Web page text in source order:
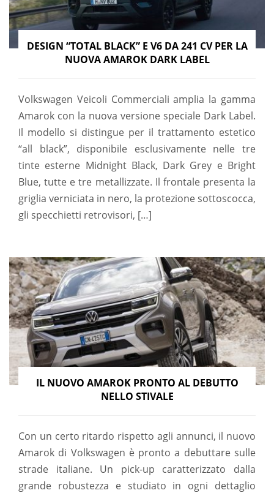
DESIGN “TOTAL BLACK” E V6 DA 241 CV PER LA
NUOVA AMAROK DARK LABEL
Volkswagen Veicoli Commerciali amplia la gamma
Amarok con la nuova versione speciale Dark Label.
Il modello si distingue per il trattamento estetico
“all black”, disponibile esclusivamente nelle tre
tinte esterne Midnight Black, Dark Grey e Bright
Blue, tutte e tre metallizzate. Il frontale presenta la
griglia verniciata in nero, la protezione sottoscocca,
gli specchietti retrovisori, […]
IL NUOVO AMAROK PRONTO AL DEBUTTO
NELLO STIVALE
Con un certo ritardo rispetto agli annunci, il nuovo
Amarok di Volkswagen è pronto a debuttare sulle
strade italiane. Un pick-up caratterizzato dalla
grande robustezza e studiato in ogni dettaglio